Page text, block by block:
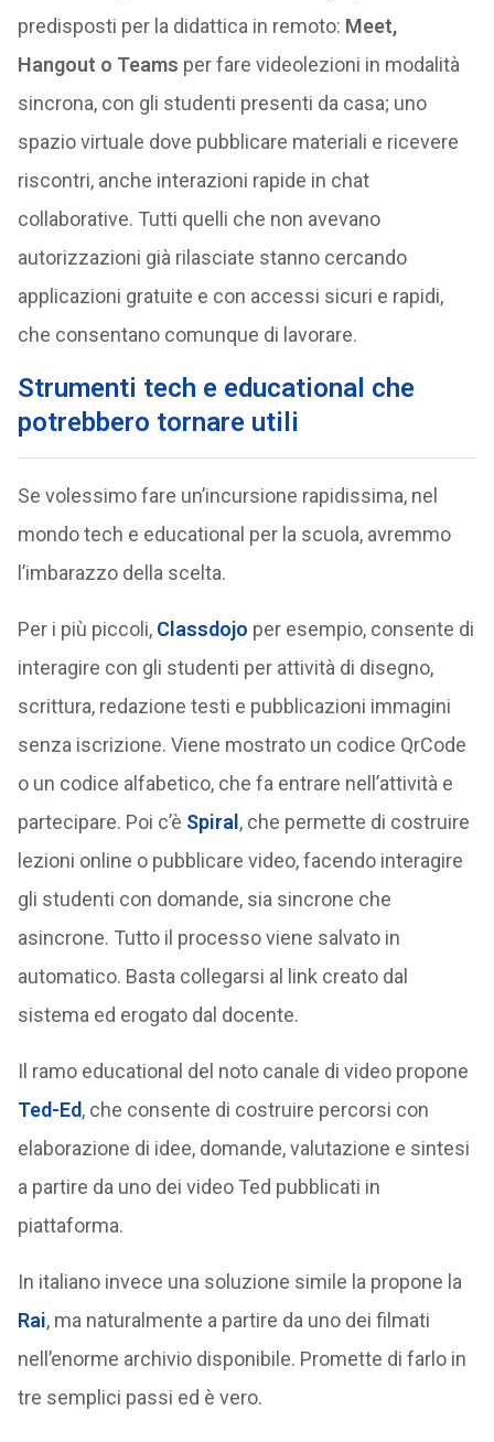
predisposti per la didattica in remoto: Meet,
Hangout o Teams per fare videolezioni in modalità
sincrona, con gli studenti presenti da casa; uno
spazio virtuale dove pubblicare materiali e ricevere
riscontri, anche interazioni rapide in chat
collaborative. Tutti quelli che non avevano
autorizzazioni già rilasciate stanno cercando
applicazioni gratuite e con accessi sicuri e rapidi,
che consentano comunque di lavorare.
Strumenti tech e educational che
potrebbero tornare utili
Se volessimo fare un’incursione rapidissima, nel
mondo tech e educational per la scuola, avremmo
l’imbarazzo della scelta.
Per i più piccoli, Classdojo per esempio, consente di
interagire con gli studenti per attività di disegno,
scrittura, redazione testi e pubblicazioni immagini
senza iscrizione. Viene mostrato un codice QrCode
o un codice alfabetico, che fa entrare nell’attività e
partecipare. Poi c’è Spiral , che permette di costruire
lezioni online o pubblicare video, facendo interagire
gli studenti con domande, sia sincrone che
asincrone. Tutto il processo viene salvato in
automatico. Basta collegarsi al link creato dal
sistema ed erogato dal docente.
Il ramo educational del noto canale di video propone
Ted-Ed, che consente di costruire percorsi con
elaborazione di idee, domande, valutazione e sintesi
a partire da uno dei video Ted pubblicati in
piattaforma.
In italiano invece una soluzione simile la propone la
Rai, ma naturalmente a partire da uno dei filmati
nell’enorme archivio disponibile. Promette di farlo in
tre semplici passi ed è vero.